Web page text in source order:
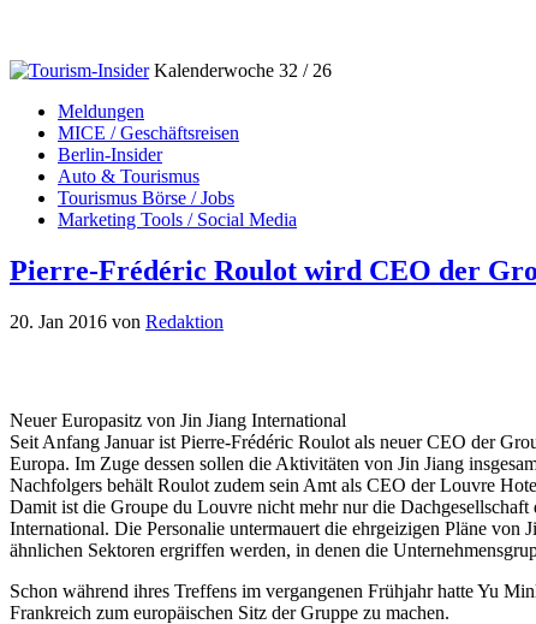
Kalenderwoche 32 / 26
Meldungen
MICE / Geschäftsreisen
Berlin-Insider
Auto & Tourismus
Tourismus Börse / Jobs
Marketing Tools / Social Media
Pierre-Frédéric Roulot wird CEO der
20. Jan 2016 von Redaktion
Neuer Europasitz von Jin Jiang International
Seit Anfang Januar ist Pierre-Frédéric Roulot als neuer CEO der
Europa. Im Zuge dessen sollen die Aktivitäten von Jin Jiang
Nachfolgers behält Roulot zudem sein Amt als CEO der Louvre
Damit ist die Groupe du Louvre nicht mehr nur die
International. Die Personalie untermauert die ehrgeizigen Pläne
ähnlichen Sektoren ergriffen werden, in denen die
Schon während ihres Treffens im vergangenen Frühjahr hatte Yu
Frankreich zum europäischen Sitz der Gruppe zu machen.